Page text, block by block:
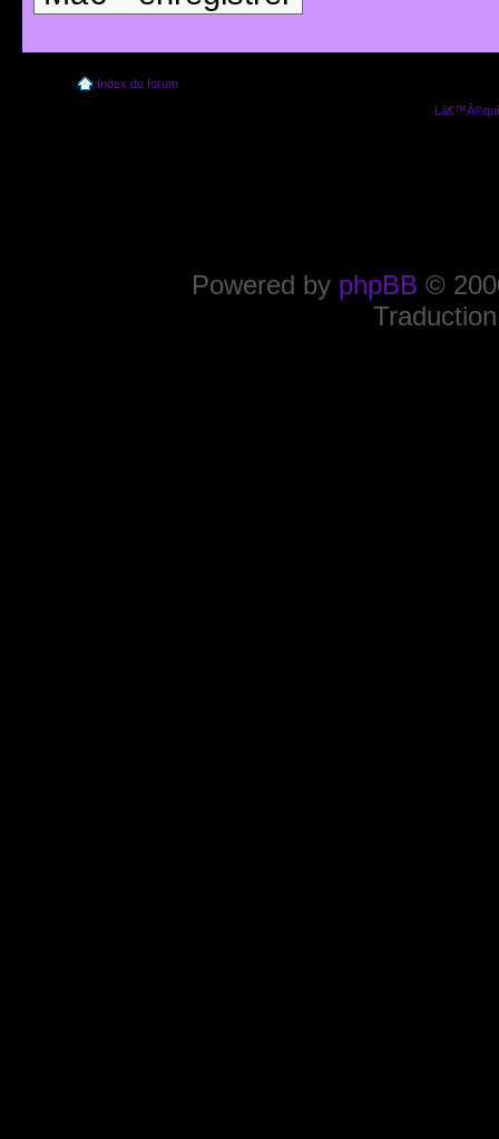
Index du forum
Powered by phpBB ©